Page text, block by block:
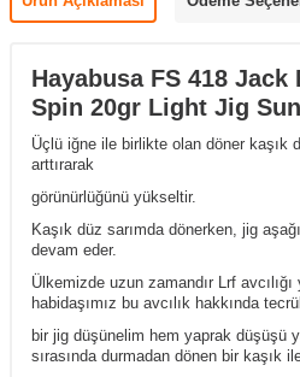
Hayabusa FS 418 Jack
Spin 20gr Light Jig
Üçlü iğne ile birlikte olan döner kaşık
arttırarak
görünürlüğünü yükseltir.
Kaşık düz sarımda dönerken, jig
devam eder.
Ülkemizde uzun zamandır Lrf
habidaşımız bu avcılık hakkında
bir jig düşünelim hem yaprak düşüşü
sırasında durmadan dönen bir kaşık